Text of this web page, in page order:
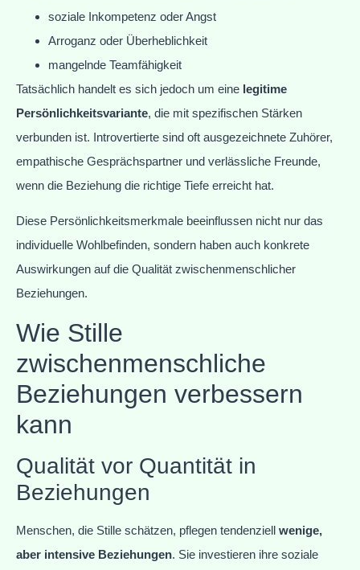
soziale Inkompetenz oder Angst
Arroganz oder Überheblichkeit
mangelnde Teamfähigkeit
Tatsächlich handelt es sich jedoch um eine legitime
Persönlichkeitsvariante, die mit spezifischen Stärken
verbunden ist. Introvertierte sind oft ausgezeichnete Zuhörer,
empathische Gesprächspartner und verlässliche Freunde,
wenn die Beziehung die richtige Tiefe erreicht hat.
Diese Persönlichkeitsmerkmale beeinflussen nicht nur das
individuelle Wohlbefinden, sondern haben auch konkrete
Auswirkungen auf die Qualität zwischenmenschlicher
Beziehungen.
Wie Stille
zwischenmenschliche
Beziehungen verbessern
kann
Qualität vor Quantität in
Beziehungen
Menschen, die Stille schätzen, pflegen tendenziell wenige,
aber intensive Beziehungen. Sie investieren ihre soziale